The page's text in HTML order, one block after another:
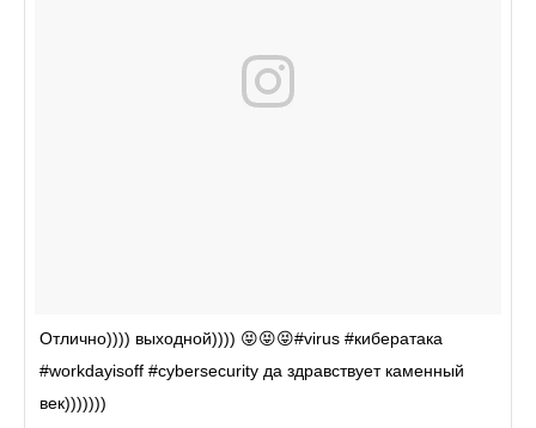
Отлично)))) выходной)))) 😝😝😝#virus #кибератака
#workdayisoff #cybersecurity да здравствует каменный
век)))))))